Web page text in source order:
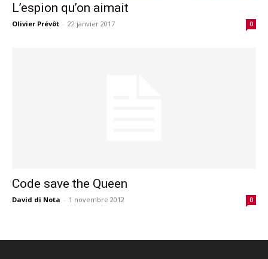
L’espion qu’on aimait
Olivier Prévôt - 22 janvier 2017 0
Code save the Queen
David di Nota - 1 novembre 2012 0